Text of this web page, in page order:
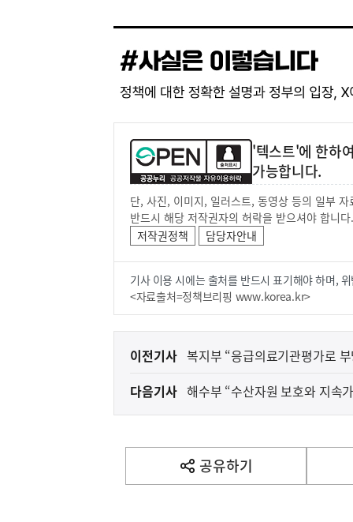
'텍스트'에 한하
가능합니다.
단, 사진, 이미지, 일러스트, 동영상 등의 일부
반드시 해당 저작권자의 허락을 받으셔야 합니다.
저작권정책
담당자안내
기사 이용 시에는 출처를 반드시 표기해야 하며,
<자료출처=정책브리핑 www.korea.kr>
이
다
음
기
영
이전기사 복지부 “응급의료기관평가로
다음기사 해수부 “수산자원 보호와 지속
공유하기
열
기